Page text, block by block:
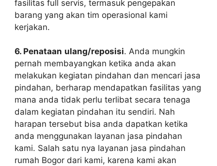
fasilitas full servis, termasuk pengepakan
barang yang akan tim operasional kami
kerjakan.
6. Penataan ulang/reposisi. Anda mungkin
pernah membayangkan ketika anda akan
melakukan kegiatan pindahan dan mencari jasa
pindahan, berharap mendapatkan fasilitas yang
mana anda tidak perlu terlibat secara tenaga
dalam kegiatan pindahan itu sendiri. Nah
harapan tersebut bisa anda dapatkan ketika
anda menggunakan layanan jasa pindahan
kami. Salah satu nya layanan jasa pindahan
rumah Bogor dari kami, karena kami akan